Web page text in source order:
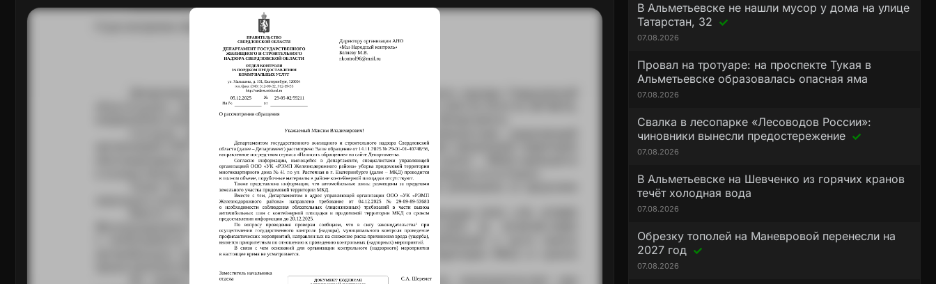
В Альметьевске не нашли мусор у дома на улице
Татарстан, 32
07.08.2026
Провал на тротуаре: на проспекте Тукая в
Альметьевске образовалась опасная яма
07.08.2026
Свалка в лесопарке «Лесоводов России»:
чиновники вынесли предостережение
07.08.2026
В Альметьевске на Шевченко из горячих кранов
течёт холодная вода
07.08.2026
Обрезку тополей на Маневровой перенесли на
2027 год
07.08.2026